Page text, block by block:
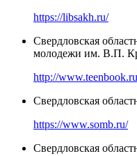
https://libsakh.ru/
Свердловская
молодежи им. В.П.
http://
Свердловская
https://www.somb.ru/
Свердловская